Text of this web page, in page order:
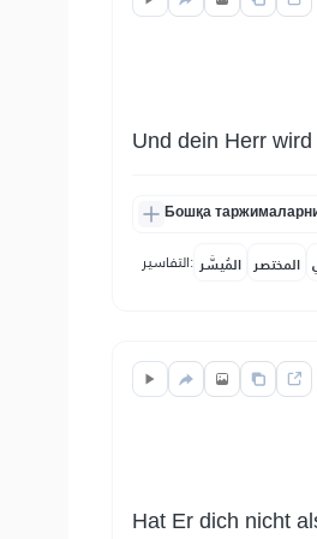
Und dein Herr
Бошқа
التفاسير: المُيسَّر المختصر
Hat Er dich nicht